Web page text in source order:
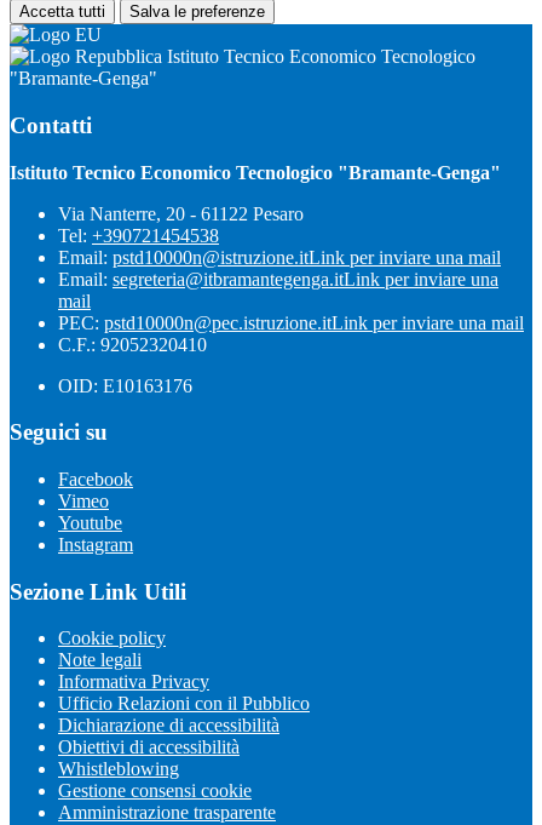
Accetta tutti Salva le preferenze
Istituto Tecnico Economico Tecnologico
"Bramante-Genga"
Contatti
Istituto Tecnico Economico Tecnologico "Bramante-Genga"
Via Nanterre, 20 - 61122 Pesaro
Tel: +390721454538
Email: pstd10000n@istruzione.itLink per inviare una mail
Email: segreteria@itbramantegenga.itLink per inviare una
mail
PEC: pstd10000n@pec.istruzione.itLink per inviare una mail
C.F.: 92052320410
OID: E10163176
Seguici su
Facebook
Vimeo
Youtube
Instagram
Sezione Link Utili
Cookie policy
Note legali
Informativa Privacy
Ufficio Relazioni con il Pubblico
Dichiarazione di accessibilità
Obiettivi di accessibilità
Whistleblowing
Gestione consensi cookie
Amministrazione trasparente